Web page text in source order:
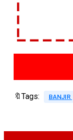
🔖Tags: BANJIR